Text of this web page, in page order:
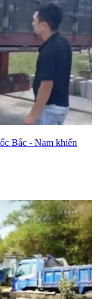
Bắc - Nam khiến